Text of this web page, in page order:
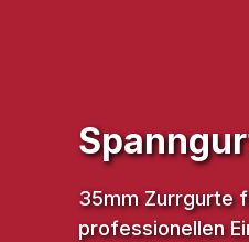
35mm Zurrgurte
professionellen